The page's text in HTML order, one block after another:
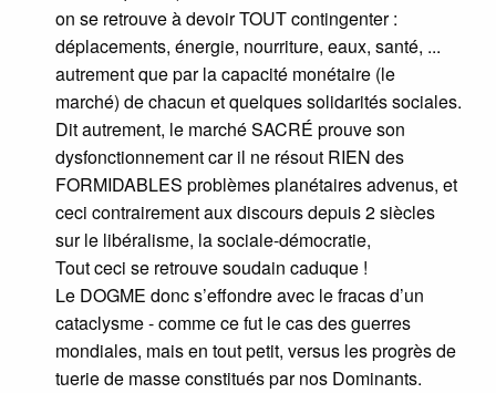
on se retrouve à devoir TOUT contingenter :
déplacements, énergie, nourriture, eaux, santé, ...
autrement que par la capacité monétaire (le
marché) de chacun et quelques solidarités sociales.
Dit autrement, le marché SACRÉ prouve son
dysfonctionnement car il ne résout RIEN des
FORMIDABLES problèmes planétaires advenus, et
ceci contrairement aux discours depuis 2 siècles
sur le libéralisme, la sociale-démocratie,
Tout ceci se retrouve soudain caduque !
Le DOGME donc s’effondre avec le fracas d’un
cataclysme - comme ce fut le cas des guerres
mondiales, mais en tout petit, versus les progrès de
tuerie de masse constitués par nos Dominants.